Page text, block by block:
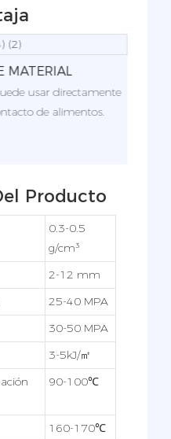
MATERIAL
usar directamente
de alimentos.
Producto
0.3-0.5
g/cm³
2-12 mm
25-40 MPA
30-50 MPA
3-5kJ/㎡
90-100℃
160-170℃